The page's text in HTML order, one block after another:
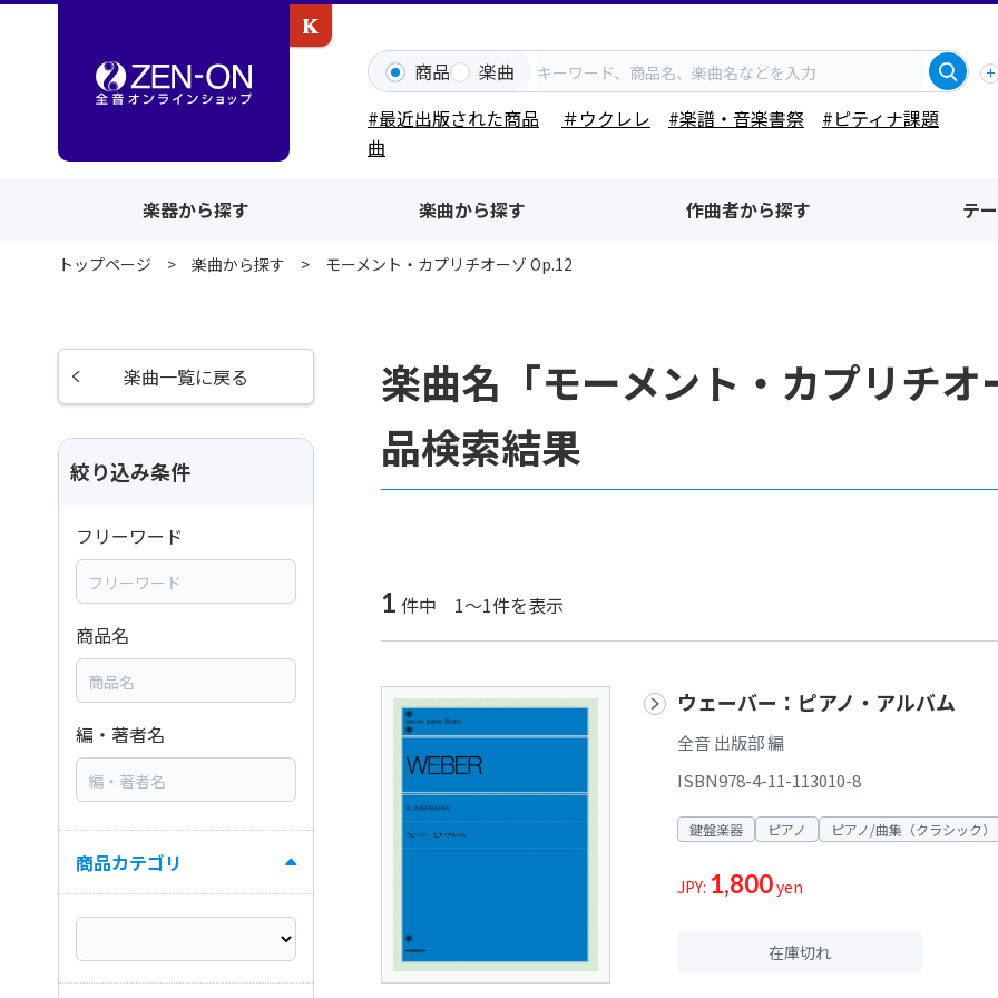
商品
楽曲
#最近出版された商品
＃ウクレレ #楽譜・音楽書祭
#ピティナ課題
曲
楽器から探す 楽曲から探す 作曲者から探す テ
トップページ 楽曲から探す モーメント・カプリチオーゾ Op.12
楽曲名「モーメント・カプリチ
品検索結果
1 件中 1～1件を表示
ウェーバー：ピアノ・アルバム
全音 出版部 編
ISBN978-4-11-113010-8
鍵盤楽器 ピアノ ピアノ/曲集（クラシック）
JPY: 1,800yen
在庫切れ
楽曲一覧に戻る
絞り込み条件
フリーワード
商品名
編・著者名
商品カテゴリ